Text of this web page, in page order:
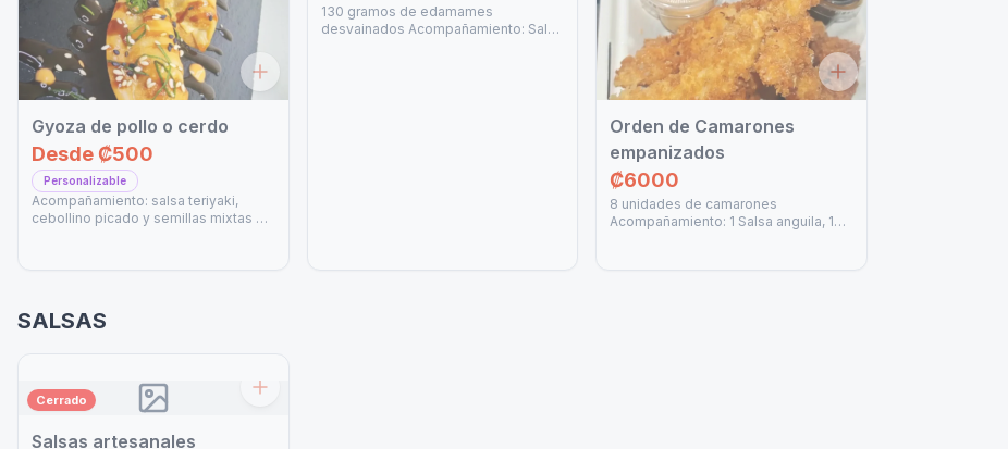
Gyoza de pollo o cerdo
Desde₡500
Personalizable
Acompañamiento: salsa teriyaki,
cebollino picado y semillas mixtas de
130 gramos de edamames
desvainados Acompañamiento: Sal
Orden de Camarones
empanizados
₡6000
8 unidades de camarones
Acompañamiento: 1 Salsa anguila, 1
SALSAS
Cerrado
Salsas artesanales